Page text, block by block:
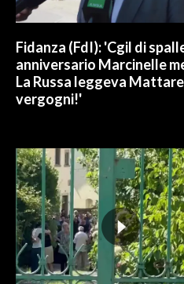
SPIAGGE
STORE
Fidanza (FdI): 'Cgil di
anniversario Marcinelle
La Russa leggeva
vergogni!'